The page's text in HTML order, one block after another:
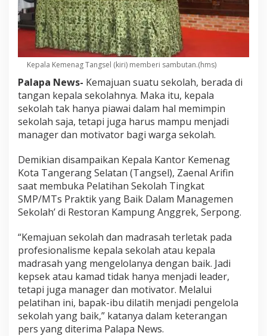
Kepala Kemenag Tangsel (kiri) memberi sambutan.(hms)
Palapa News- Kemajuan suatu sekolah, berada di
tangan kepala sekolahnya. Maka itu, kepala
sekolah tak hanya piawai dalam hal memimpin
sekolah saja, tetapi juga harus mampu menjadi
manager dan motivator bagi warga sekolah.
Demikian disampaikan Kepala Kantor Kemenag
Kota Tangerang Selatan (Tangsel), Zaenal Arifin
saat membuka Pelatihan Sekolah Tingkat
SMP/MTs Praktik yang Baik Dalam Managemen
Sekolah’ di Restoran Kampung Anggrek, Serpong.
“Kemajuan sekolah dan madrasah terletak pada
profesionalisme kepala sekolah atau kepala
madrasah yang mengelolanya dengan baik. Jadi
kepsek atau kamad tidak hanya menjadi leader,
tetapi juga manager dan motivator. Melalui
pelatihan ini, bapak-ibu dilatih menjadi pengelola
sekolah yang baik,” katanya dalam keterangan
pers yang diterima Palapa News.